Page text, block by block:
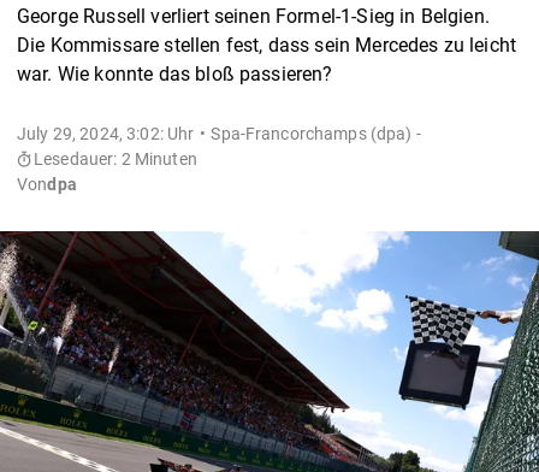
George Russell verliert seinen Formel-1-Sieg in Belgien.
Die Kommissare stellen fest, dass sein Mercedes zu leicht
war. Wie konnte das bloß passieren?
July 29, 2024, 3:02: Uhr
Spa-Francorchamps (dpa) -
Lesedauer: 2 Minuten
Vondpa